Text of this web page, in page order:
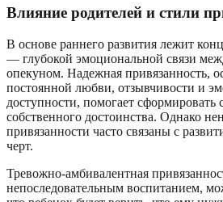
Влияние родителей и стили
В основе раннего развития лежит
— глубокой эмоциональной связи
опекуном. Надежная привязанность,
постоянной любви, отзывчивости и
доступности, помогает сформировать
собственного достоинства. Однако
привязанности часто связаны с
черт.
Тревожно-амбивалентная
непоследовательным воспитанием,